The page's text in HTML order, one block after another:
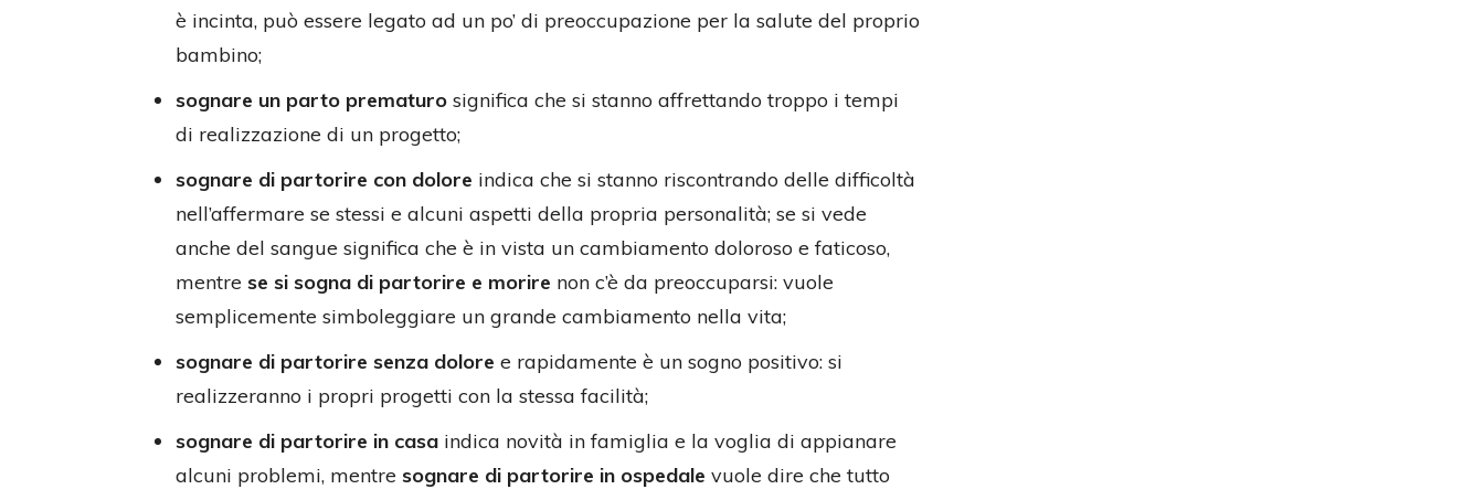
è incinta, può essere legato ad un po’ di preoccupazione per la salute del proprio
bambino;
sognare un parto prematuro significa che si stanno affrettando troppo i tempi
di realizzazione di un progetto;
sognare di partorire con dolore indica che si stanno riscontrando delle difficoltà
nell’affermare se stessi e alcuni aspetti della propria personalità; se si vede
anche del sangue significa che è in vista un cambiamento doloroso e faticoso,
mentre se si sogna di partorire e morire non c’è da preoccuparsi: vuole
semplicemente simboleggiare un grande cambiamento nella vita;
sognare di partorire senza dolore e rapidamente è un sogno positivo: si
realizzeranno i propri progetti con la stessa facilità;
sognare di partorire in casa indica novità in famiglia e la voglia di appianare
alcuni problemi, mentre sognare di partorire in ospedale vuole dire che tutto